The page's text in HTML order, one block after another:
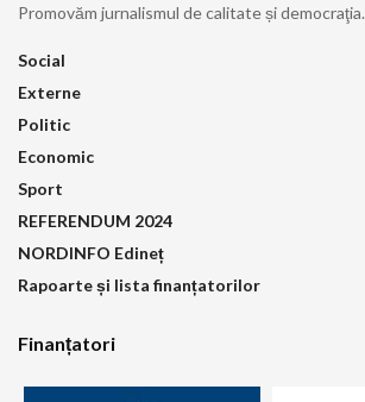
Promovăm jurnalismul de calitate și democraţia.
Social
Externe
Politic
Economic
Sport
REFERENDUM 2024
NORDINFO Edineț
Rapoarte și lista finanțatorilor
Finanțatori